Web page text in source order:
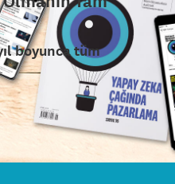
boyunca tüm